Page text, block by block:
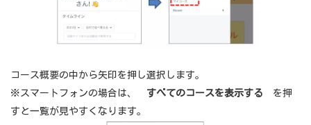
コース概要の中から矢印を押し選択します。
※スマートフォンの場合は、 すべてのコースを表示する を押
すと一覧が見やすくなります。